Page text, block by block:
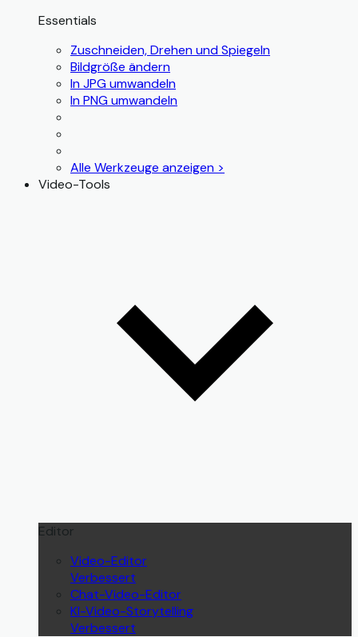
Essentials
Zuschneiden, Drehen und Spiegeln
Bildgröße ändern
In JPG umwandeln
In PNG umwandeln
Alle Werkzeuge anzeigen >
Video-Tools
Editor
Video-Editor
Verbessert
Chat-Video-Editor
KI-Video-Storytelling
Verbessert